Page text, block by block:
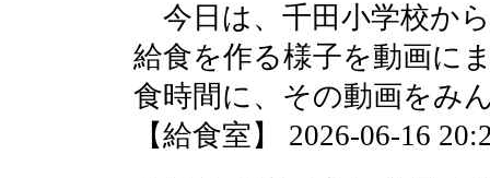
今日は、千田小学校か
給食を作る様子を動画に
食時間に、その動画をみ
【給食室】 2026-06-16